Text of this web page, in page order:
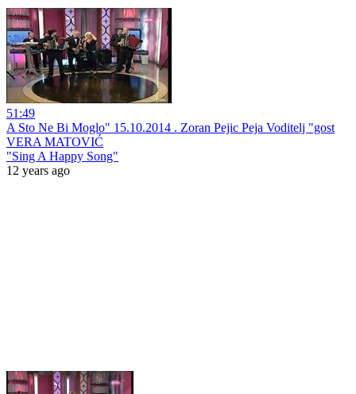
51:49
A Sto Ne Bi Moglo" 15.10.2014 . Zoran Pejic Peja Voditelj "gost
VERA MATOVIĆ
"Sing A Happy Song"
12 years ago